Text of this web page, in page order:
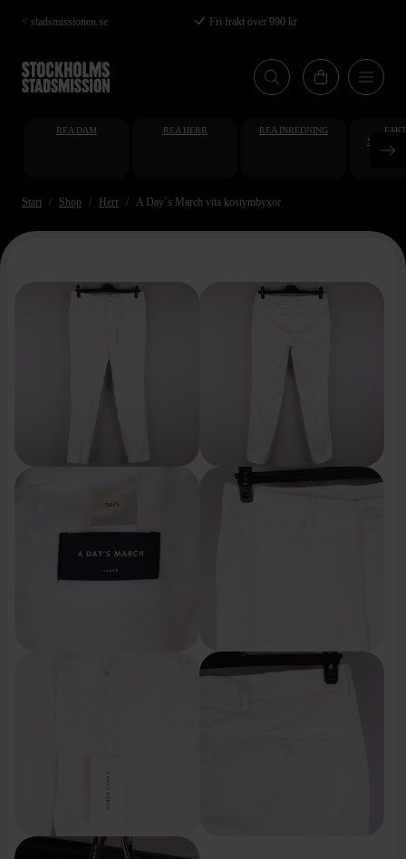
Hoppa
till
huvudinnehåll
< stadsmissionen.se Fri frakt över 990 kr
REA DAM REA HERR REA INREDNING
Start Shop Herr A Day´s March vita kostymbyxor